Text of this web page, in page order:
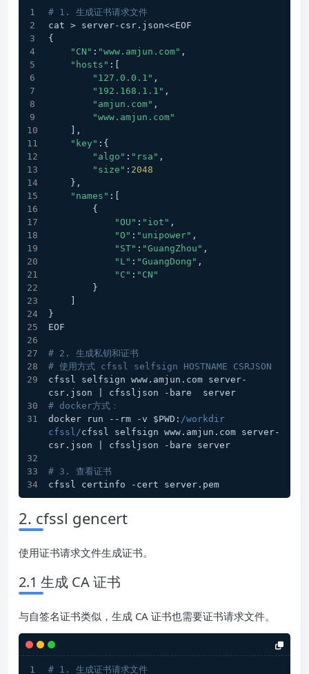
# 1. 生成证书请求文件
cat > server-csr.json<<EOF
{
"CN" : "www.amjun.com" ,
"hosts" :[
"127.0.0.1" ,
"192.168.1.1" ,
"amjun.com" ,
"www.amjun.com"
    ],
"key" :{
"algo" : "rsa" ,
"size" : 2048
    },
"names" :[
        {
"OU" : "iot" ,
"O" : "unipower" ,
"ST" : "GuangZhou" ,
"L" : "GuangDong" ,
"C" : "CN"
        }
}
EOF
# 2. 生成私钥和证书
# 使用方式 cfssl selfsign HOSTNAME CSRJSON
cfssl selfsign www.amjun.com server-
csr.json | cfssljson -bare  server
# docker方式：
docker run --rm -v $PWD: /workdir
cfssl/cfssl selfsign www.amjun.com server-
csr.json | cfssljson -bare server
# 3. 查看证书
cfssl certinfo -cert server.pem
2. cfssl gencert
使用证书请求文件生成证书。
2.1 生成 CA 证书
与自签名证书类似，生成 CA 证书也需要证书请求文件。
# 1. 生成证书请求文件